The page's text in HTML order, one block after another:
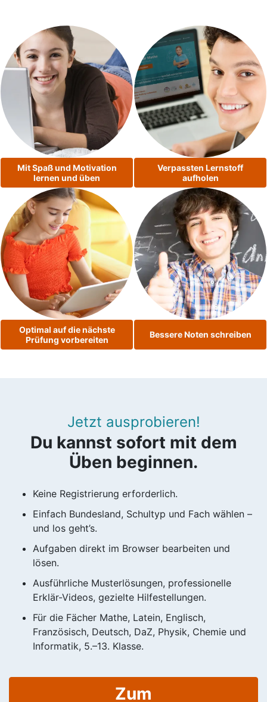
Mit Spaß und Motivation
lernen und üben
Verpassten Lernstoff
aufholen
Optimal auf die nächste
Prüfung vorbereiten
Bessere Noten schreiben
Jetzt ausprobieren!
Du kannst sofort mit dem
Üben beginnen.
Keine Registrierung erforderlich.
Einfach Bundesland, Schultyp und Fach wählen –
und los geht’s.
Aufgaben direkt im Browser bearbeiten und
lösen.
Ausführliche Musterlösungen, professionelle
Erklär-Videos, gezielte Hilfestellungen.
Für die Fächer Mathe, Latein, Englisch,
Französisch, Deutsch, DaZ, Physik, Chemie und
Informatik, 5.–13. Klasse.
Zum